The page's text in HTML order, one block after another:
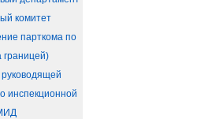
комитет
парткома по
границей)
инспекционной